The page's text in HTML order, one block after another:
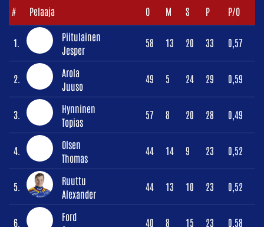
# Pelaaja O M S P P/O
1.
Piitulainen
Jesper
58 13 20 33 0,57
2.
Arola
Juuso
49 5 24 29 0,59
3.
Hynninen
Topias
57 8 20 28 0,49
4.
Olsen
Thomas
44 14 9 23 0,52
5.
Ruuttu
Alexander
44 13 10 23 0,52
6.
Ford
40 8 15 23 0,58